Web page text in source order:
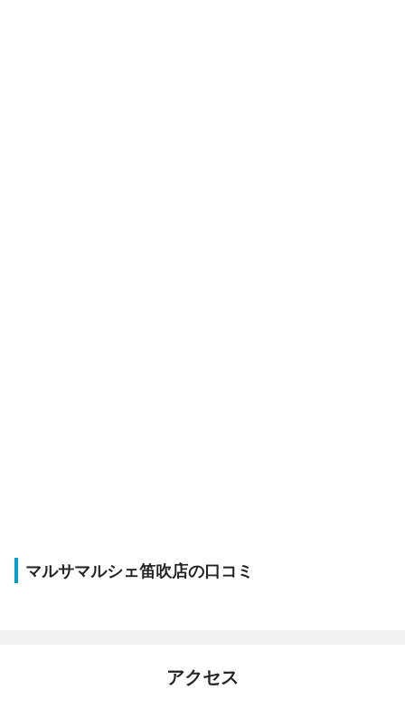
マルサマルシェ笛吹店の口コミ
アクセス